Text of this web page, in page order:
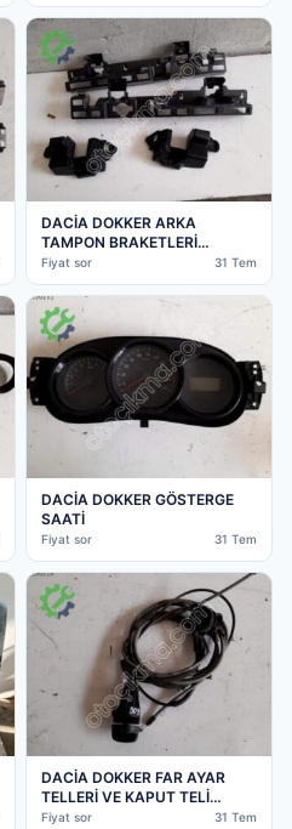
DACİA DOKKER ARKA
TAMPON BRAKETLERİ
KOMPLE
Fiyat sor 31 Tem
DACİA DOKKER GÖSTERGE
SAATİ
Fiyat sor 31 Tem
DACİA DOKKER FAR AYAR
TELLERİ VE KAPUT TELİ
KOMPLE
Fiyat sor 31 Tem